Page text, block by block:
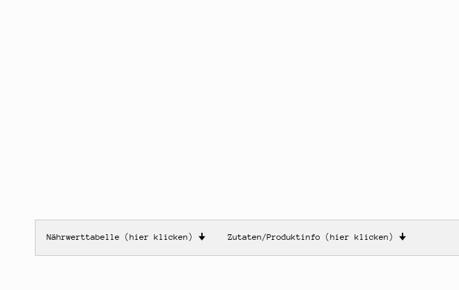
Nährwerttabelle (hier klicken) 🠋 Zutaten/Produktinfo (hier klicken) 🠋